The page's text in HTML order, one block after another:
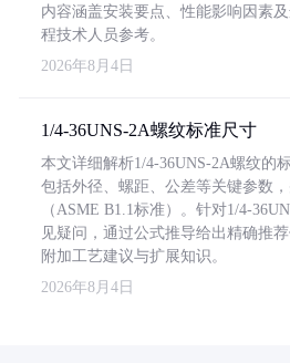
内容涵盖安装要点、性能影响因素
程技术人员参考。
2026年8月4日
1/4-36UNS-2A螺纹标准尺寸
本文详细解析1/4-36UNS-2A螺纹的
包括外径、螺距、公差等关键参数
（ASME B1.1标准）。针对1/4-
见疑问，通过公式推导给出精确推
附加工艺建议与扩展知识。
2026年8月4日